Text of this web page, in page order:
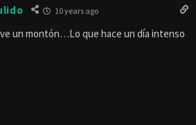
10 years ago
un montón…Lo que hace un día intenso